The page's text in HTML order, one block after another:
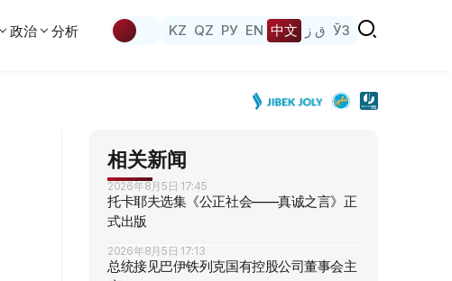
政治 分析 KZ QZ РУ EN 中文 ق ز ЎЗ
相关新闻
2026年8月5日 17:45
托卡耶夫选集《公正社会——真诚之言》正
式出版
2026年8月5日 17:13
总统接见巴伊铁列克国有控股公司董事会主